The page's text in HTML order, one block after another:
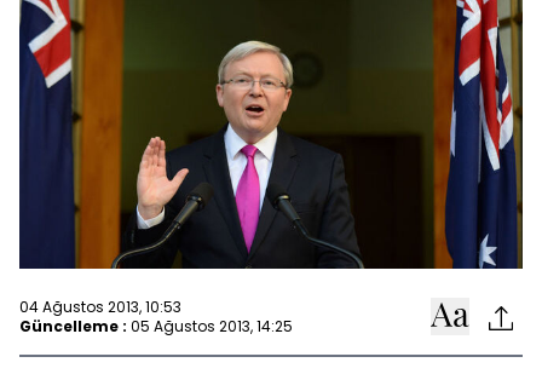
04 Ağustos 2013, 10:53
Güncelleme : 05 Ağustos 2013, 14:25